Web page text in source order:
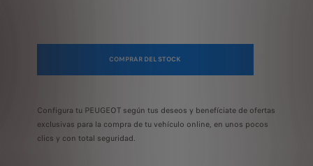
COMPRAR DEL STOCK
Configura tu PEUGEOT según tus deseos y benefíciate de ofertas
exclusivas para la compra de tu vehículo online, en unos pocos
clics y con total seguridad.